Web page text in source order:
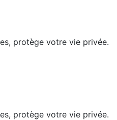
protège votre vie privée.
protège votre vie privée.